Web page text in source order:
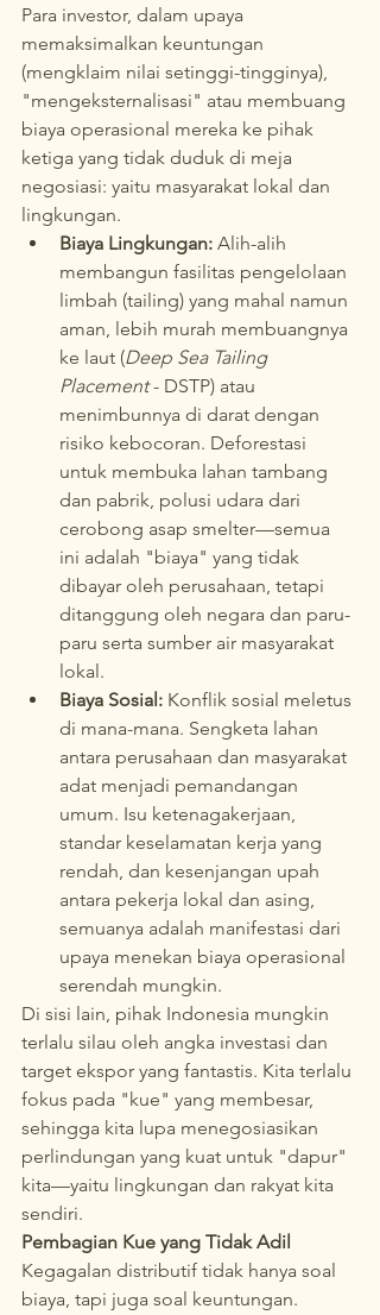
Para investor, dalam upaya
memaksimalkan keuntungan
(mengklaim nilai setinggi-tingginya),
"mengeksternalisasi" atau membuang
biaya operasional mereka ke pihak
ketiga yang tidak duduk di meja
negosiasi: yaitu masyarakat lokal dan
lingkungan.
Biaya Lingkungan: Alih-alih
membangun fasilitas pengelolaan
limbah (tailing) yang mahal namun
aman, lebih murah membuangnya
ke laut (Deep Sea Tailing
Placement - DSTP) atau
menimbunnya di darat dengan
risiko kebocoran. Deforestasi
untuk membuka lahan tambang
dan pabrik, polusi udara dari
cerobong asap smelter—semua
ini adalah "biaya" yang tidak
dibayar oleh perusahaan, tetapi
ditanggung oleh negara dan paru-
paru serta sumber air masyarakat
lokal.
Biaya Sosial: Konflik sosial meletus
di mana-mana. Sengketa lahan
antara perusahaan dan masyarakat
adat menjadi pemandangan
umum. Isu ketenagakerjaan,
standar keselamatan kerja yang
rendah, dan kesenjangan upah
antara pekerja lokal dan asing,
semuanya adalah manifestasi dari
upaya menekan biaya operasional
serendah mungkin.
Di sisi lain, pihak Indonesia mungkin
terlalu silau oleh angka investasi dan
target ekspor yang fantastis. Kita terlalu
fokus pada "kue" yang membesar,
sehingga kita lupa menegosiasikan
perlindungan yang kuat untuk "dapur"
kita—yaitu lingkungan dan rakyat kita
sendiri.
Pembagian Kue yang Tidak Adil
Kegagalan distributif tidak hanya soal
biaya, tapi juga soal keuntungan.